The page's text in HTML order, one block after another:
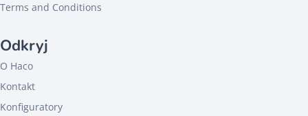
Terms and Conditions
Odkryj
O Haco
Kontakt
Konfiguratory